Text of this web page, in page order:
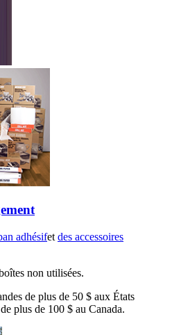
adhésifet des accessoires
non utilisées.
de plus de 50 $ aux États
plus de 100 $ au Canada.